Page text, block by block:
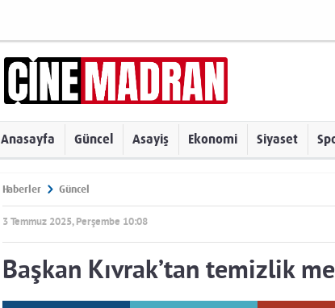
Anasayfa Güncel Asayiş Ekonomi Siyaset
Haberler Güncel
3 Temmuz 2025, Perşembe 10:08
Başkan Kıvrak’tan temizlik